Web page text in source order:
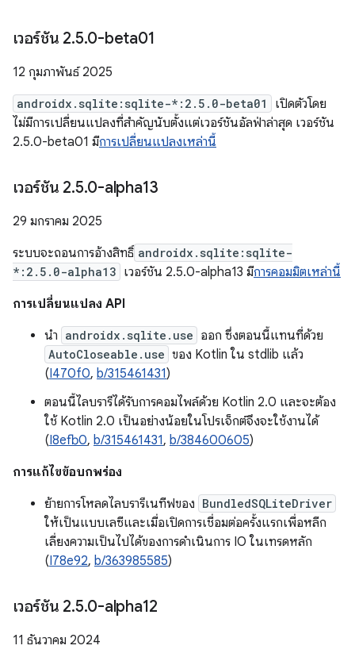
เวอร์ชัน 2.5.0-beta01
12 กุมภาพันธ์ 2025
androidx.sqlite:sqlite-*:2.5.0-beta01
เปิดตัวโดย
ไม่มีการเปลี่ยนแปลงที่สำคัญนับตั้งแต่เวอร์ชันอัลฟ่าล่าสุด เวอร์ชัน
2.5.0-beta01 มีการเปลี่ยนแปลงเหล่านี้
เวอร์ชัน 2.5.0-alpha13
29 มกราคม 2025
ระบบจะถอนการอ้างสิทธิ์ androidx.sqlite:sqlite-
*:2.5.0-alpha13 เวอร์ชัน 2.5.0-alpha13 มีการคอมมิตเหล่านี้
การเปลี่ยนแปลง API
นำ androidx.sqlite.use ออก ซึ่งตอนนี้แทนที่ด้วย
AutoCloseable.use ของ Kotlin ใน stdlib แล้ว
(I470f0, b/315461431)
ตอนนี้ไลบรารีได้รับการคอมไพล์ด้วย Kotlin 2.0 และจะต้อง
ใช้ Kotlin 2.0 เป็นอย่างน้อยในโปรเจ็กต์จึงจะใช้งานได้
(I8efb0, b/315461431, b/384600605)
การแก้ไขข้อบกพร่อง
ย้ายการโหลดไลบรารีเนทีฟของ BundledSQLiteDriver
ให้เป็นแบบเลซีและเมื่อเปิดการเชื่อมต่อครั้งแรกเพื่อหลีก
เลี่ยงความเป็นไปได้ของการดำเนินการ IO ในเทรดหลัก
(I78e92, b/363985585)
เวอร์ชัน 2.5.0-alpha12
11 ธันวาคม 2024